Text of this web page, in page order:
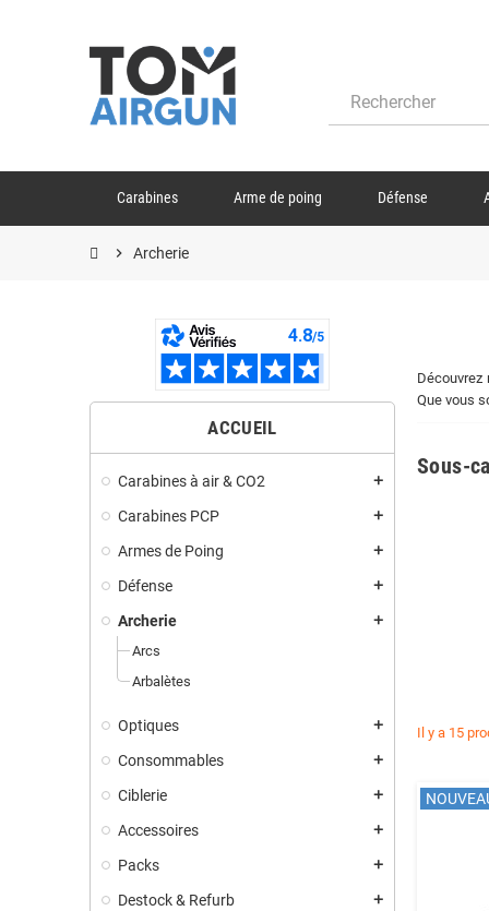
Carabines Arme de poing Défense
chevron_right Archerie
ACCUEIL
Carabines à air & CO2 add
Carabines PCP add
Armes de Poing add
Défense add
Archerie add
Arcs
Arbalètes
Optiques add
Consommables add
Ciblerie add
Accessoires add
Packs add
Destock & Refurb add
Découvrez
Que vous
Sous-
Il y a 15